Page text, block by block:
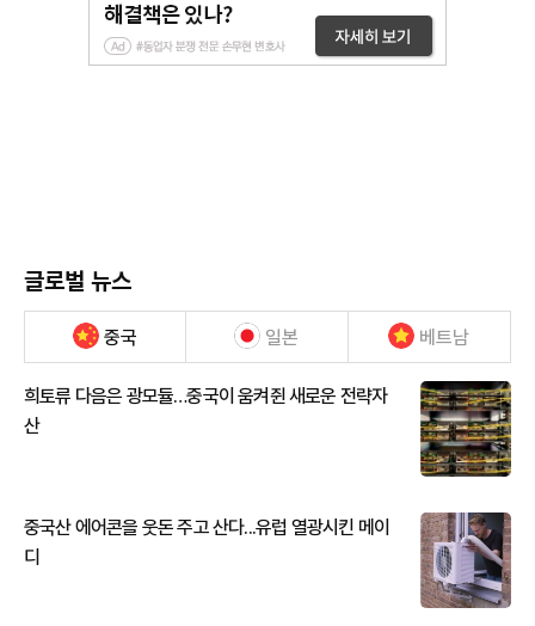
글로벌 뉴스
중국 일본 베트남
희토류 다음은 광모듈…중국이 움켜쥔 새로운 전략자
산
중국산 에어콘을 웃돈 주고 산다...유럽 열광시킨 메이
디